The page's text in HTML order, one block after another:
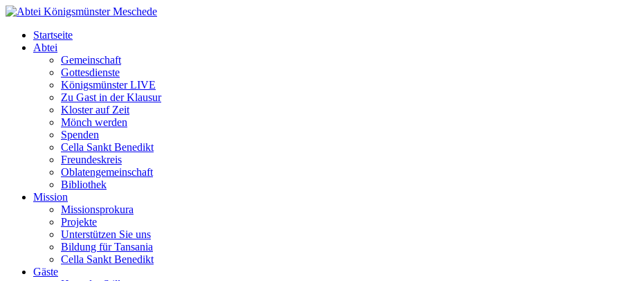
Startseite
Abtei
Gemeinschaft
Gottesdienste
Königsmünster LIVE
Zu Gast in der Klausur
Kloster auf Zeit
Mönch werden
Spenden
Cella Sankt Benedikt
Freundeskreis
Oblatengemeinschaft
Bibliothek
Mission
Missionsprokura
Projekte
Unterstützen Sie uns
Bildung für Tansania
Cella Sankt Benedikt
Gäste